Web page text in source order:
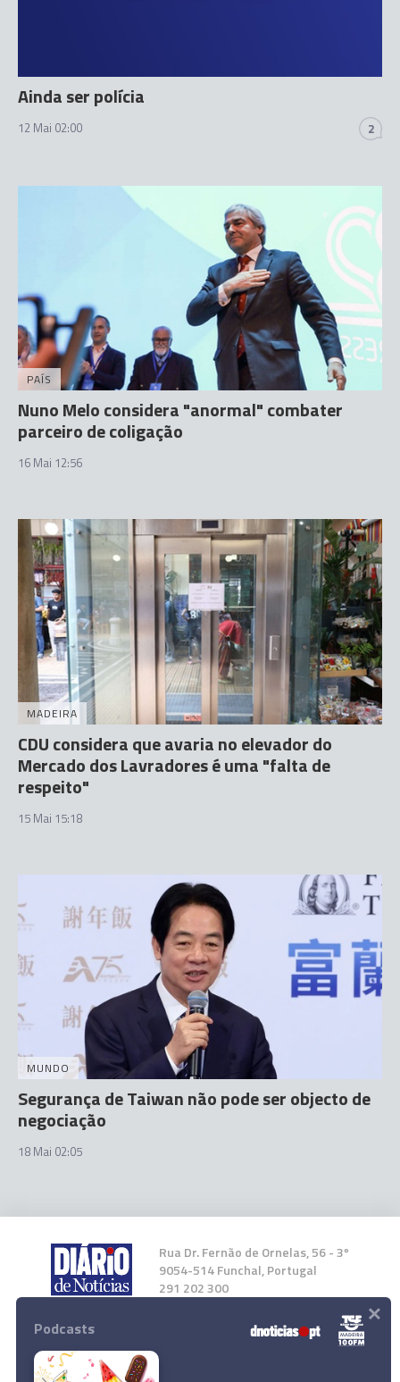
Ainda ser polícia
12 Mai 02:00 2
PAÍS
Nuno Melo considera "anormal" combater
parceiro de coligação
16 Mai 12:56
MADEIRA
CDU considera que avaria no elevador do
Mercado dos Lavradores é uma "falta de
respeito"
15 Mai 15:18
MUNDO
Segurança de Taiwan não pode ser objecto de
negociação
18 Mai 02:05
Rua Dr. Fernão de Ornelas, 56 - 3º
9054-514 Funchal, Portugal
291 202 300
Instale a nossa App
Podcasts ×